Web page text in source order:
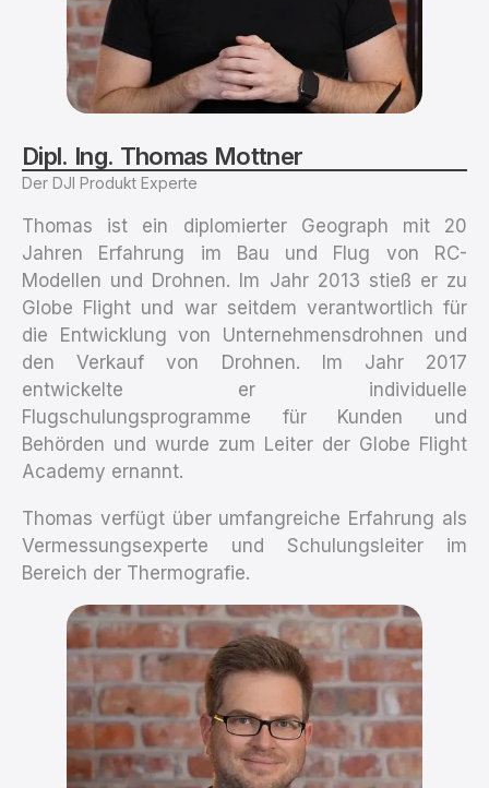
Dipl. Ing. Thomas Mottner
Der DJI Produkt Experte
Thomas ist ein diplomierter Geograph mit 20
Jahren Erfahrung im Bau und Flug von RC-
Modellen und Drohnen. Im Jahr 2013 stieß er zu
Globe Flight und war seitdem verantwortlich für
die Entwicklung von Unternehmensdrohnen und
den Verkauf von Drohnen. Im Jahr 2017
entwickelte er individuelle
Flugschulungsprogramme für Kunden und
Behörden und wurde zum Leiter der Globe Flight
Academy ernannt.
Thomas verfügt über umfangreiche Erfahrung als
Vermessungsexperte und Schulungsleiter im
Bereich der Thermografie.